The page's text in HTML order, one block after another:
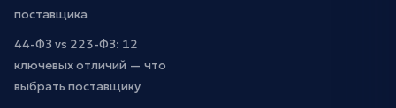
поставщика
44-ФЗ vs 223-ФЗ: 12
ключевых отличий — что
выбрать поставщику